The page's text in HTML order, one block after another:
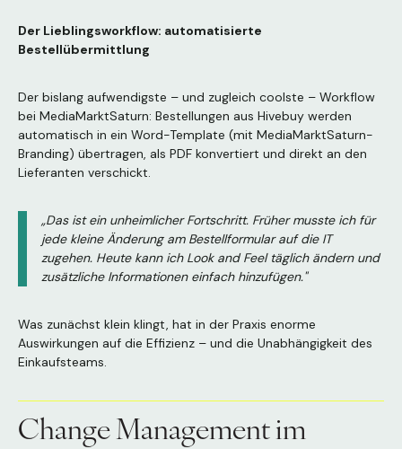
Der Lieblingsworkflow: automatisierte
Bestellübermittlung
Der bislang aufwendigste – und zugleich coolste – Workflow
bei MediaMarktSaturn: Bestellungen aus Hivebuy werden
automatisch in ein Word-Template (mit MediaMarktSaturn-
Branding) übertragen, als PDF konvertiert und direkt an den
Lieferanten verschickt.
„Das ist ein unheimlicher Fortschritt. Früher musste ich für
jede kleine Änderung am Bestellformular auf die IT
zugehen. Heute kann ich Look and Feel täglich ändern und
zusätzliche Informationen einfach hinzufügen."
Was zunächst klein klingt, hat in der Praxis enorme
Auswirkungen auf die Effizienz – und die Unabhängigkeit des
Einkaufsteams.
Change Management im